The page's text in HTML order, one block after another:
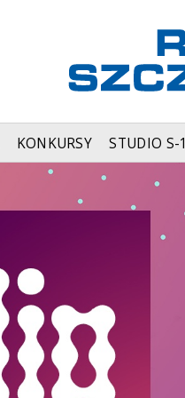
KONKURSY STUDIO S-1